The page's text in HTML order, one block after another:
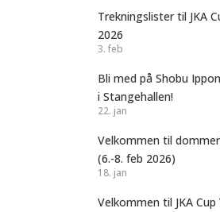
Trekningslister til JKA
2026
3. feb
Bli med på Shobu
i Stangehallen!
22. jan
Velkommen til
(6.-8. feb 2026)
18. jan
Velkommen til JKA